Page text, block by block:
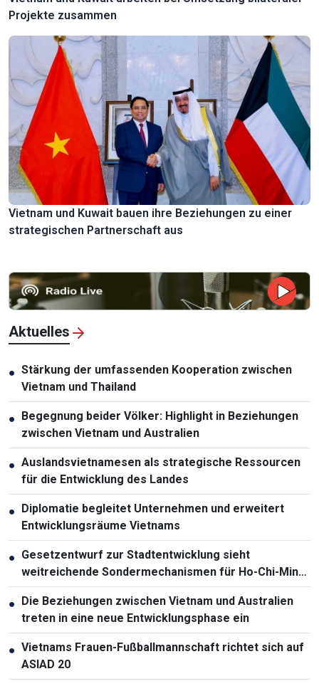
Projekte zusammen
Vietnam und Kuwait bauen ihre Beziehungen zu einer
strategischen Partnerschaft aus
Aktuelles
● Stärkung der umfassenden Kooperation zwischen
Vietnam und Thailand
● Begegnung beider Völker: Highlight in Beziehungen
zwischen Vietnam und Australien
● Auslandsvietnamesen als strategische Ressourcen
für die Entwicklung des Landes
● Diplomatie begleitet Unternehmen und erweitert
Entwicklungsräume Vietnams
● Gesetzentwurf zur Stadtentwicklung sieht
weitreichende Sondermechanismen für Ho-Chi-Minh-
Stadt vor
● Die Beziehungen zwischen Vietnam und Australien
treten in eine neue Entwicklungsphase ein
● Vietnams Frauen-Fußballmannschaft richtet sich auf
ASIAD 20